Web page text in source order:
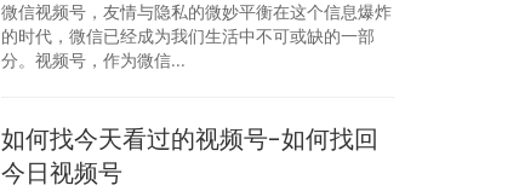
微信视频号，友情与隐私的微妙平衡在这个信息爆炸
的时代，微信已经成为我们生活中不可或缺的一部
分。视频号，作为微信...
如何找今天看过的视频号-如何找回
今日视频号